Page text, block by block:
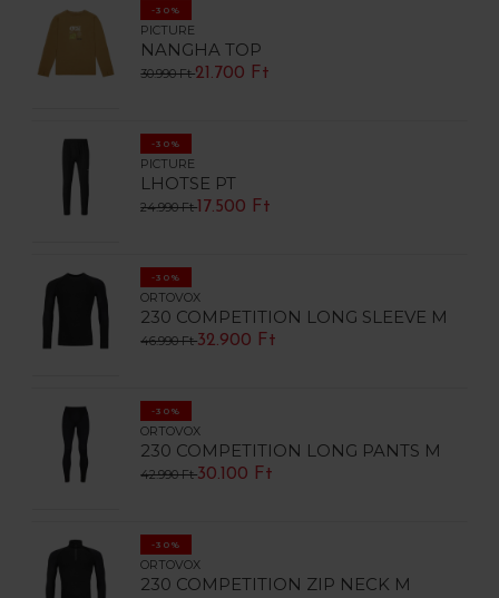
-30%
PICTURE
NANGHA TOP
30.990 Ft21.700 Ft
-30%
PICTURE
LHOTSE PT
24.990 Ft 17.500 Ft
-30%
ORTOVOX
230 COMPETITION LONG SLEEVE M
46.990 Ft32.900 Ft
-30%
ORTOVOX
230 COMPETITION LONG PANTS M
42.990 Ft30.100 Ft
-30%
ORTOVOX
230 COMPETITION ZIP NECK M